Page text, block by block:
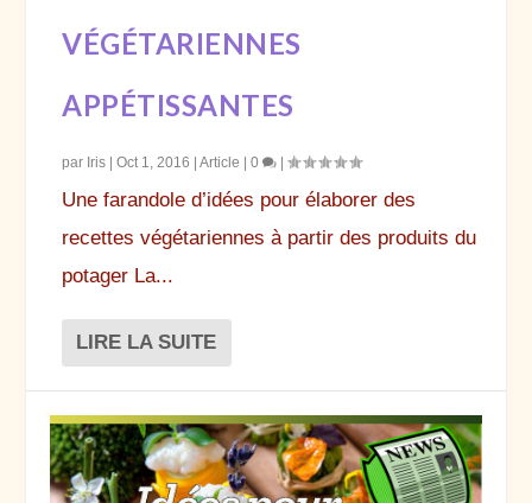
VÉGÉTARIENNES
APPÉTISSANTES
par Iris |Oct 1, 2016 |Article |0 |
Une farandole d’idées pour élaborer des
recettes végétariennes à partir des produits du
potager La...
LIRE LA SUITE